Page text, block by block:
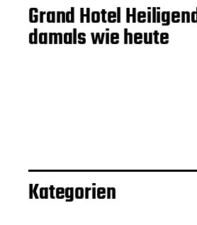
Grand Hotel
damals wie heute
Kategorien